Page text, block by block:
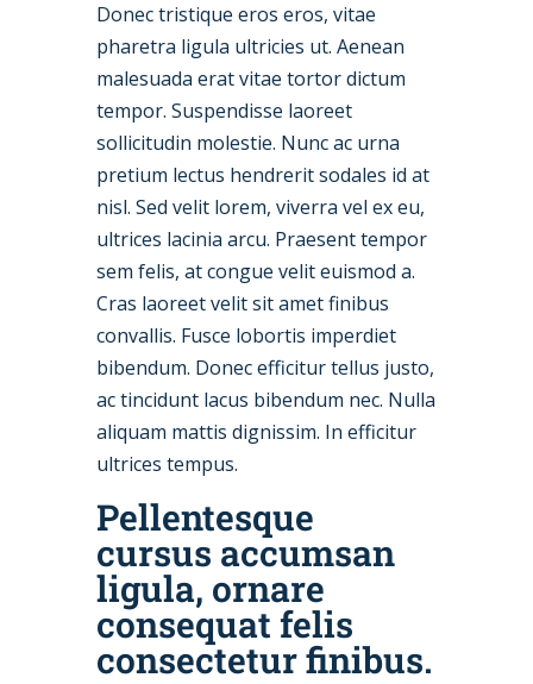
Donec tristique eros eros, vitae
pharetra ligula ultricies ut. Aenean
malesuada erat vitae tortor dictum
tempor. Suspendisse laoreet
sollicitudin molestie. Nunc ac urna
pretium lectus hendrerit sodales id at
nisl. Sed velit lorem, viverra vel ex eu,
ultrices lacinia arcu. Praesent tempor
sem felis, at congue velit euismod a.
Cras laoreet velit sit amet finibus
convallis. Fusce lobortis imperdiet
bibendum. Donec efficitur tellus justo,
ac tincidunt lacus bibendum nec. Nulla
aliquam mattis dignissim. In efficitur
ultrices tempus.
Pellentesque
cursus accumsan
ligula, ornare
consequat felis
consectetur finibus.